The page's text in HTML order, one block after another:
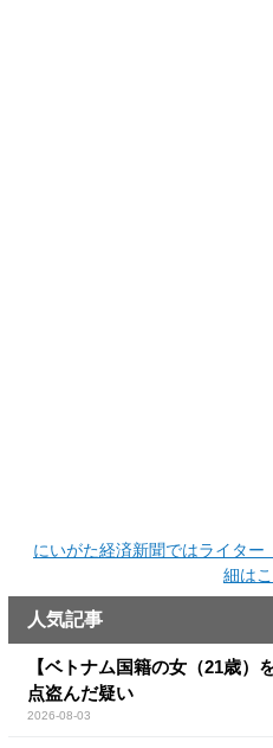
にいがた経済新聞ではライタ
細は
人気記事
【ベトナム国籍の女（21歳）
点盗んだ疑い
2026-08-03